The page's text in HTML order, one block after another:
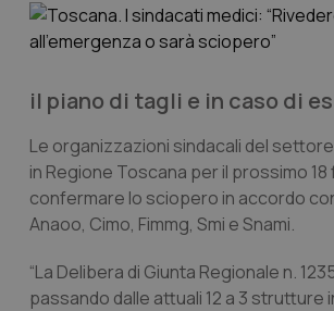
il piano di tagli e in caso di
Le organizzazioni sindacali del
in Regione Toscana per il prossimo
confermare lo sciopero in accordo
Anaoo, Cimo, Fimmg, Smi e Snami.
“La Delibera di Giunta Regionale n.
passando dalle attuali 12 a 3